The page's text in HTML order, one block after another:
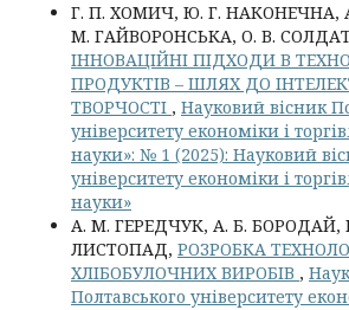
Г. П. ХОМИЧ, Ю. Г. НАКОНЕЧНА,
М. ГАЙВОРОНСЬКА, О. В.
ІННОВАЦІЙНІ ПІДХОДИ В
ПРОДУКТІВ – ШЛЯХ ДО
ТВОРЧОСТІ , Науковий вісник
університету економіки і
науки»: № 1 (2025): Науковий
університету економіки і
науки»
А. М. ГЕРЕДЧУК, А. Б. БОРОДАЙ,
ЛИСТОПАД, РОЗРОБКА
ХЛІБОБУЛОЧНИХ ВИРОБІВ ,
Полтавського університету